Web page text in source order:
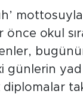
önce okul
günlerin